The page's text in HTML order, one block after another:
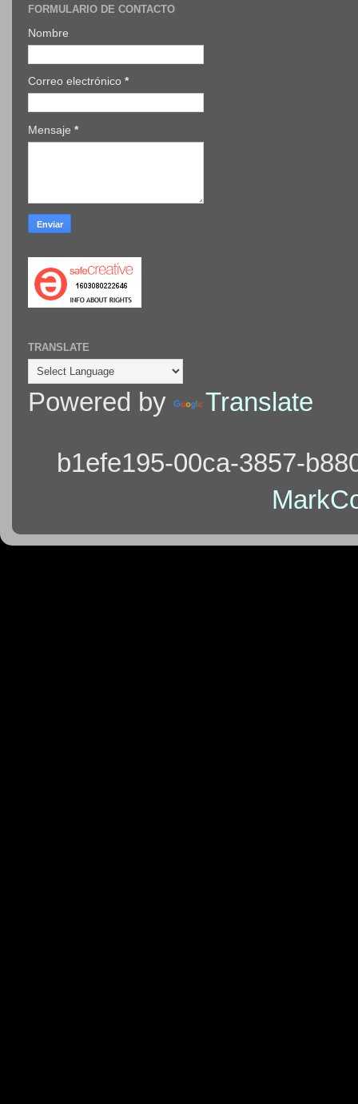
FORMULARIO DE CONTACTO
Nombre
Correo electrónico *
Mensaje *
TRANSLATE
Powered by Translate
b1efe195-00ca-3857-